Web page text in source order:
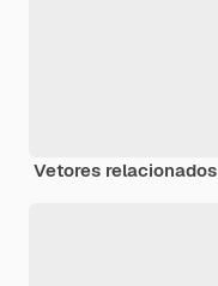
Vetores relacionados